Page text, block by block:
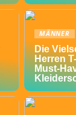
MÄNNER
Die
Herren
Must-